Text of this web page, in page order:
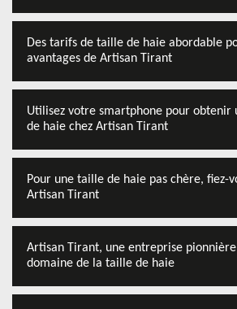
Des tarifs de taille de haie abordable
avantages de Artisan Tirant
Utilisez votre smartphone pour obtenir
de haie chez Artisan Tirant
Pour une taille de haie pas chère, fiez-
Artisan Tirant
Artisan Tirant, une entreprise pionnière
domaine de la taille de haie